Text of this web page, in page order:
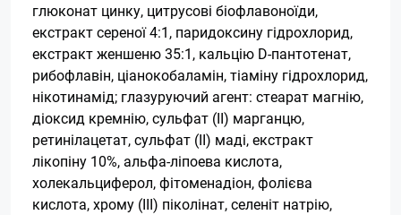
глюконат цинку, цитрусові біофлавоноїди,
екстракт сереної 4:1, паридоксину гідрохлорид,
екстракт женшеню 35:1, кальцію D-пантотенат,
рибофлавін, ціанокобаламін, тіаміну гідрохлорид,
нікотинамід; глазуруючий агент: стеарат магнію,
діоксид кремнію, сульфат (II) марганцю,
ретинілацетат, сульфат (II) маді, екстракт
лікопіну 10%, альфа-ліпоева кислота,
холекальциферол, фітоменадіон, фолієва
кислота, хрому (III) піколінат, селеніт натрію,